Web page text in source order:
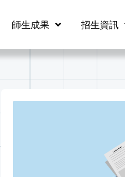
師生成果 招生資訊